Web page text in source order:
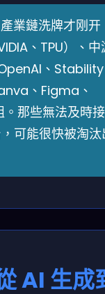
業鏈洗牌才刚开
、TPU）、中
、Stability
、Figma、
那些無法及時
可能很快被淘汰
AI 生成